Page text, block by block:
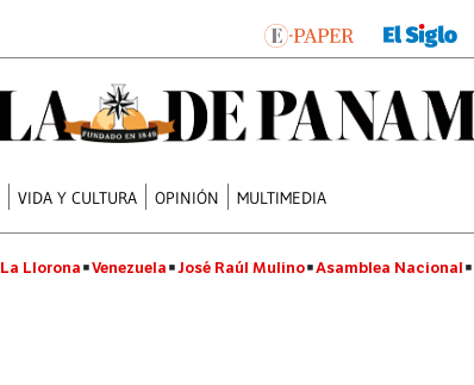
VIDA Y CULTURA OPINIÓN MULTIMEDIA
La Llorona Venezuela José Raúl Mulino Asamblea Nacional